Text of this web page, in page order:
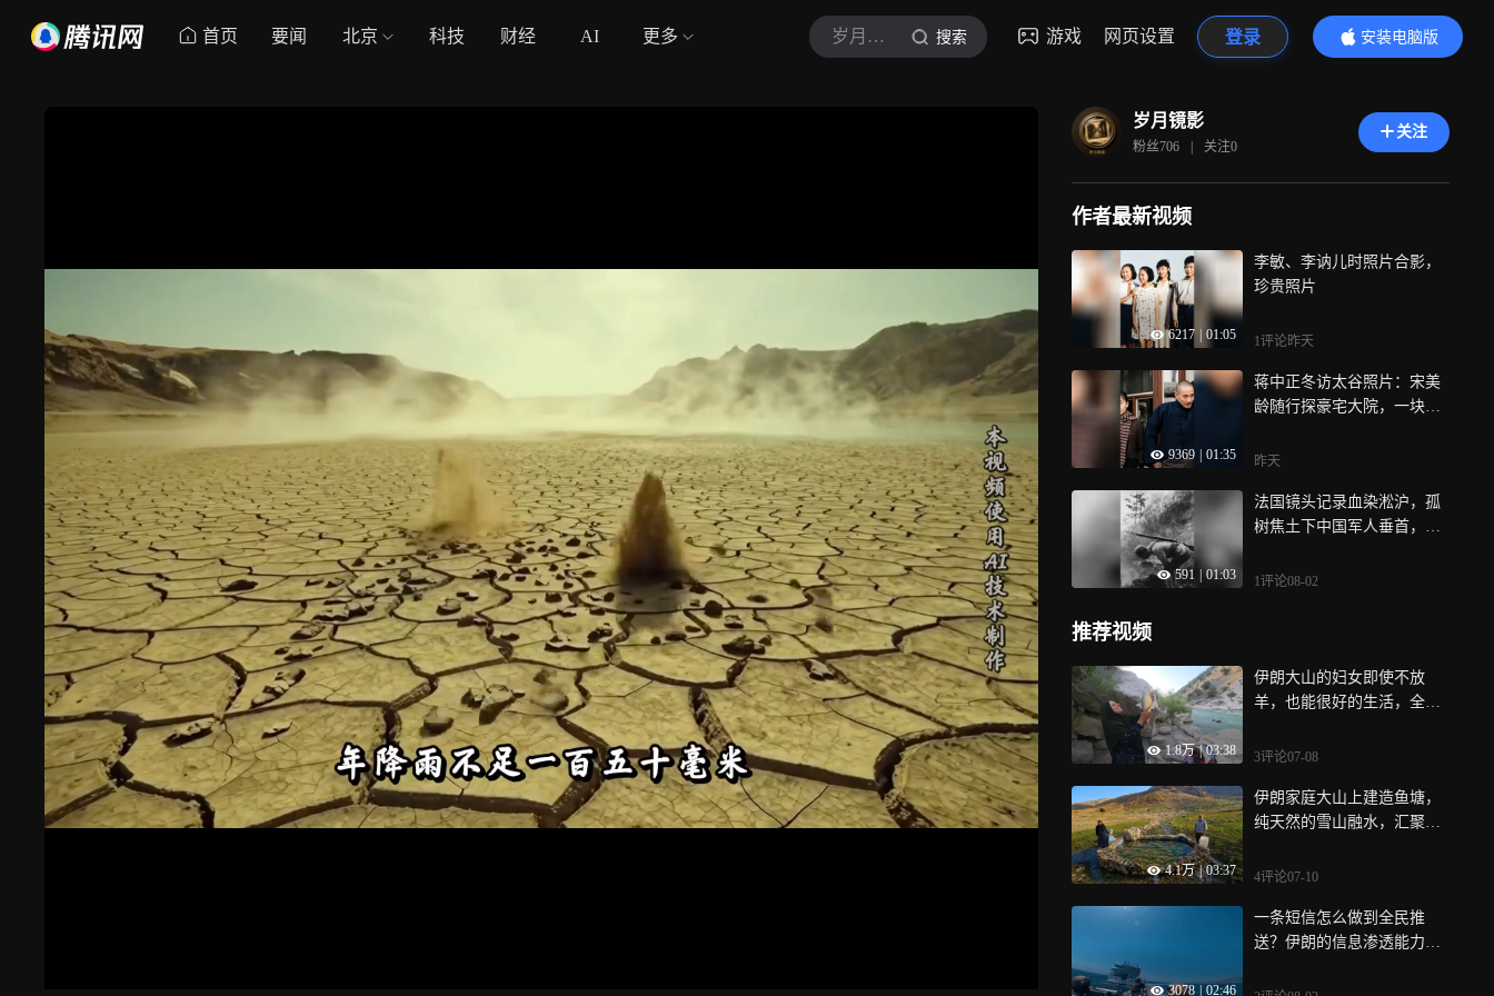
首页 要闻 北京 科技 财经 AI 更多 岁月镜影 搜索 游戏 网页设置 登录
安装电脑版
内容更精彩
岁月镜影
粉丝706 | 关注0
关注
作者最新视频
6217 01:05
李敏、李讷儿时照片合影，
珍贵照片
1评论昨天
9369 01:35
蒋中正冬访太谷照片：宋美
龄随行探豪宅大院，一块太
昨天
591 01:03
法国镜头记录血染淞沪，孤
树焦土下中国军人垂首，一
1评论08-02
推荐视频
1.8万 | 03:38
伊朗大山的妇女即使不放
羊，也能很好的生活，全靠
3评论07-08
4.1万 | 03:37
伊朗家庭大山上建造鱼塘，
纯天然的雪山融水，汇聚成
4评论07-10
3078 02:46
一条短信怎么做到全民推
送？伊朗的信息渗透能力，